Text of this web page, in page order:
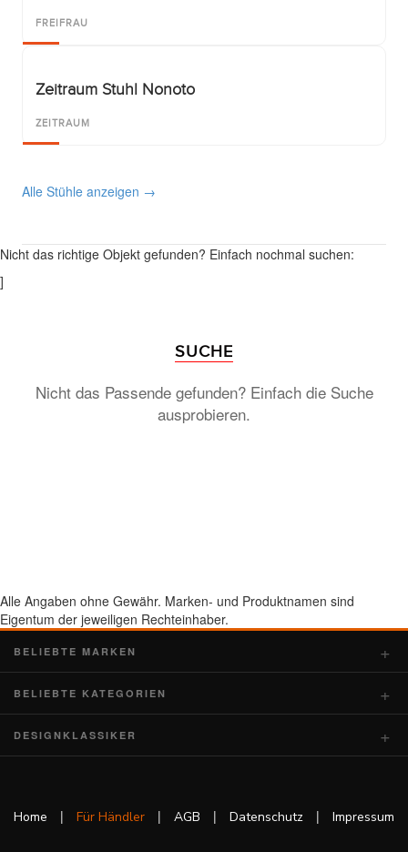
FREIFRAU
Zeitraum Stuhl Nonoto
ZEITRAUM
Alle Stühle anzeigen →
Nicht das richtige Objekt gefunden? Einfach nochmal suchen:
]
SUCHE
Nicht das Passende gefunden? Einfach die Suche
ausprobieren.
Alle Angaben ohne Gewähr. Marken- und Produktnamen sind
Eigentum der jeweiligen Rechteinhaber.
BELIEBTE MARKEN
BELIEBTE KATEGORIEN
DESIGNKLASSIKER
Home | Für Händler | AGB | Datenschutz | Impressum